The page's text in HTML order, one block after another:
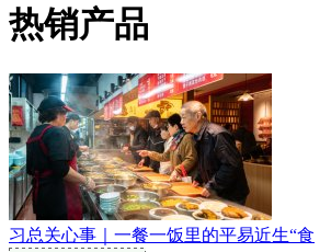
热销产品
习总关心事｜一餐一饭里的平易近生“食